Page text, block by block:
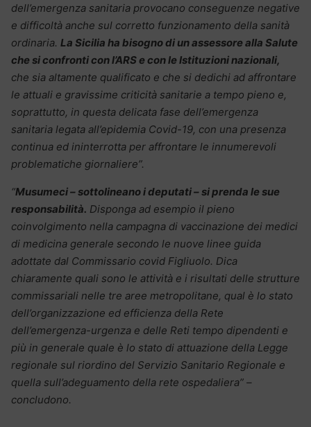
dell’emergenza sanitaria provocano conseguenze negative
e difficoltà anche sul corretto funzionamento della sanità
ordinaria. La Sicilia ha bisogno di un assessore alla Salute
che si confronti con l’ARS e con le Istituzioni nazionali,
che sia altamente qualificato e che si dedichi ad affrontare
le attuali e gravissime criticità sanitarie a tempo pieno e,
soprattutto, in questa delicata fase dell’emergenza
sanitaria legata all’epidemia Covid-19, con una presenza
continua ed ininterrotta per affrontare le innumerevoli
problematiche giornaliere”.
“Musumeci – sottolineano i deputati – si prenda le sue
responsabilità. Disponga ad esempio il pieno
coinvolgimento nella campagna di vaccinazione dei medici
di medicina generale secondo le nuove linee guida
adottate dal Commissario covid Figliuolo. Dica
chiaramente quali sono le attività e i risultati delle strutture
commissariali nelle tre aree metropolitane, qual è lo stato
dell’organizzazione ed efficienza della Rete
dell’emergenza-urgenza e delle Reti tempo dipendenti e
più in generale quale è lo stato di attuazione della Legge
regionale sul riordino del Servizio Sanitario Regionale e
quella sull’adeguamento della rete ospedaliera” –
concludono.